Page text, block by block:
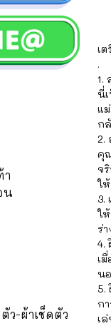
เ
.
1.
นี่
แ
ก
2.
คุ
จ
ใ
3.
ใ
ร่
4.
เ
น
5.
ก
เ
า
น
ว-ผ้าเช็ดตัว